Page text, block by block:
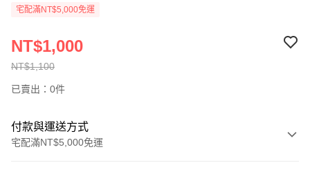
宅配滿NT$5,000免運
NT$1,100
NT$1,000
已賣出：0件
付款與運送方式
宅配滿NT$5,000免運